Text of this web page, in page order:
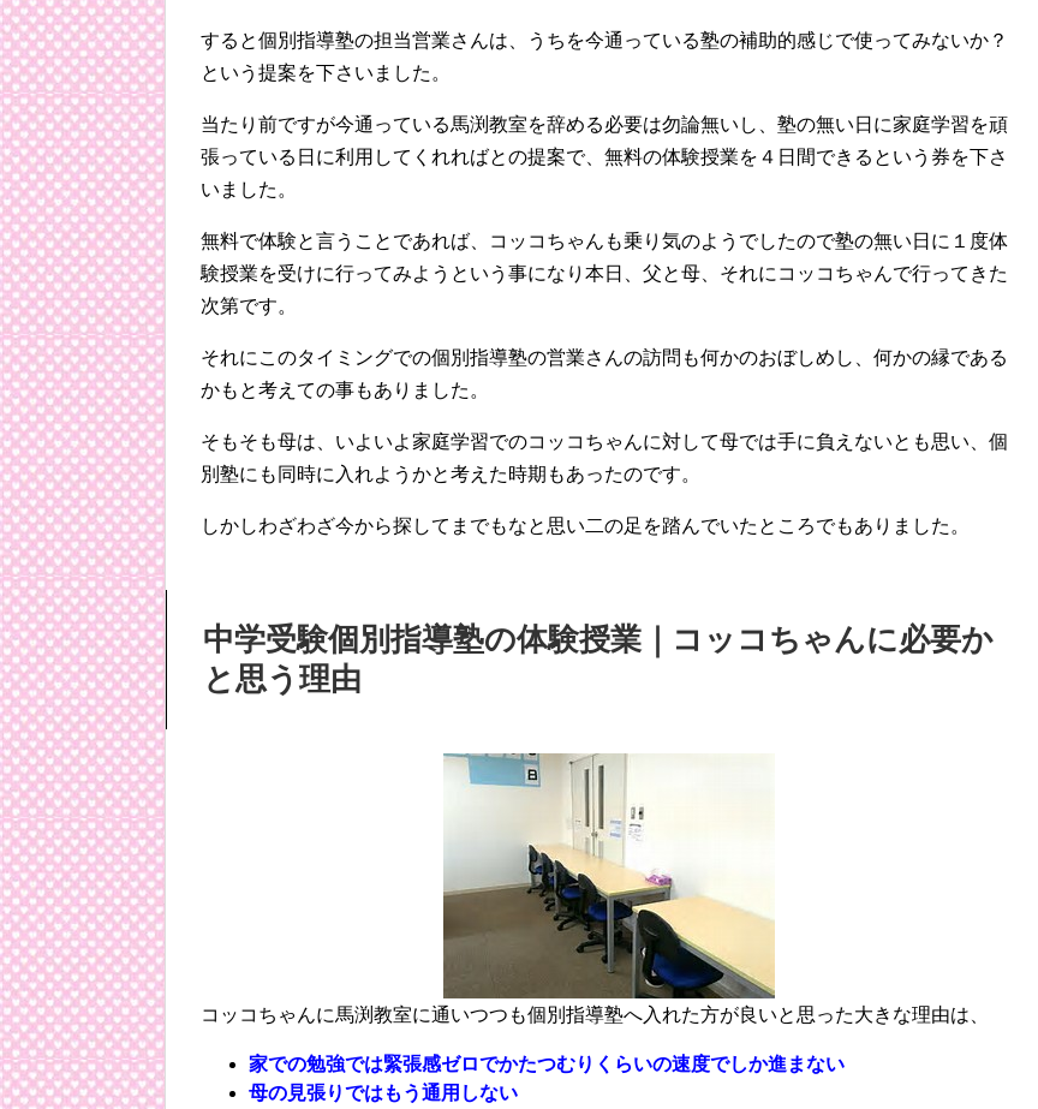
すると個別指導塾の担当営業さんは、うちを今通っている塾の補助的感じで使ってみないか？
という提案を下さいました。
当たり前ですが今通っている馬渕教室を辞める必要は勿論無いし、塾の無い日に家庭学習を頑
張っている日に利用してくれればとの提案で、無料の体験授業を４日間できるという券を下さ
いました。
無料で体験と言うことであれば、コッコちゃんも乗り気のようでしたので塾の無い日に１度体
験授業を受けに行ってみようという事になり本日、父と母、それにコッコちゃんで行ってきた
次第です。
それにこのタイミングでの個別指導塾の営業さんの訪問も何かのおぼしめし、何かの縁である
かもと考えての事もありました。
そもそも母は、いよいよ家庭学習でのコッコちゃんに対して母では手に負えないとも思い、個
別塾にも同時に入れようかと考えた時期もあったのです。
しかしわざわざ今から探してまでもなと思い二の足を踏んでいたところでもありました。
中学受験個別指導塾の体験授業｜コッコちゃんに必要か
と思う理由
コッコちゃんに馬渕教室に通いつつも個別指導塾へ入れた方が良いと思った大きな理由は、
家での勉強では緊張感ゼロでかたつむりくらいの速度でしか進まない
母の見張りではもう通用しない